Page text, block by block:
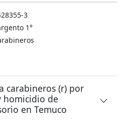
3
1°
carabineros (r) por
homicidio de
en Temuco